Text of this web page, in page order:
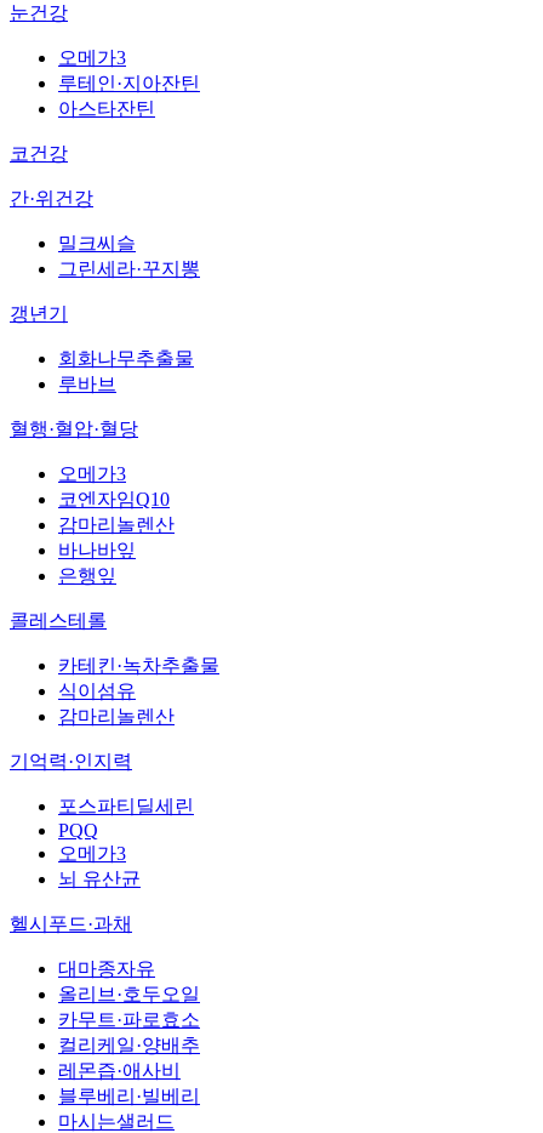
눈건강
오메가3
루테인·지아잔틴
아스타잔틴
코건강
간·위건강
밀크씨슬
그린세라·꾸지뽕
갱년기
회화나무추출물
루바브
혈행·혈압·혈당
오메가3
코엔자임Q10
감마리놀렌산
바나바잎
은행잎
콜레스테롤
카테킨·녹차추출물
식이섬유
감마리놀렌산
기억력·인지력
포스파티딜세린
PQQ
오메가3
뇌 유산균
헬시푸드·과채
대마종자유
올리브·호두오일
카무트·파로효소
컬리케일·양배추
레몬즙·애사비
블루베리·빌베리
마시는샐러드